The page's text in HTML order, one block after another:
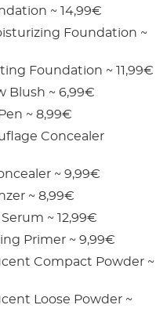
~ 14,99€
Foundation ~
Foundation ~ 11,99€
Blush ~ 6,99€
~ 8,99€
Concealer
~ 9,99€
~ 8,99€
~ 12,99€
Primer ~ 9,99€
Compact Powder ~
Loose Powder ~